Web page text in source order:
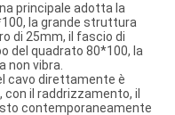
principale adotta la
la grande struttura
di 25mm, il fascio di
del quadrato 80*100, la
non vibra.
cavo direttamente è
il raddrizzamento, il
contemporaneamente